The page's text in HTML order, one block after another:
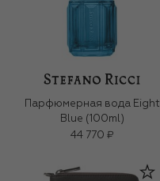
Парфюмерная вода Eight
Blue (100ml)
44 770 ₽